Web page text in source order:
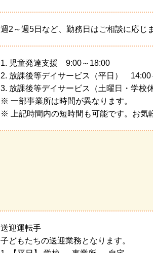
週2～週5日など、勤務日はご相談に応じ
1. 児童発達支援 9:00～18:00
2. 放課後等デイサービス（平日） 14:00
3. 放課後等デイサービス（土曜日・学
※ 一部事業所は時間が異なります。
※ 上記時間内の短時間も可能です。お気
送迎運転手
子どもたちの送迎業務となります。